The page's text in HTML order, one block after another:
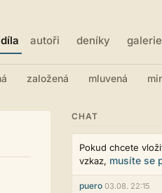
díla autoři deníky galerie
založená mluvená
CHAT
Pokud chcete
vzkaz, musíte se
puero 03.08. 22:15